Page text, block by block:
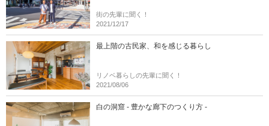
街の先輩に聞く！
2021/12/17
最上階の古民家、和を感じる暮らし
リノベ暮らしの先輩に聞く！
2021/08/06
白の洞窟 - 豊かな廊下のつくり方 -